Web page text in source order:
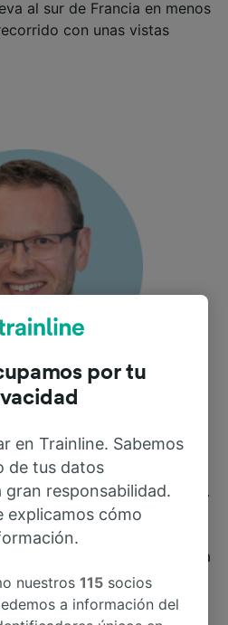
al sur de Francia en menos
con unas vistas
febrero del año 2015 y se
en diciembre de 2022.
como VP financiero
planning, análisis y
relaciones con la industria
Pete también tuvo un papel
de Trainline.
por tu
en Trainline. Sabemos
de tus datos
gran responsabilidad.
explicamos cómo
nuestros115 socios
a información del